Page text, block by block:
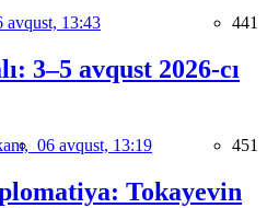
avqust, 13:43 441
3–5 avqust 2026-cı
06 avqust, 13:19 451
Tokayevin